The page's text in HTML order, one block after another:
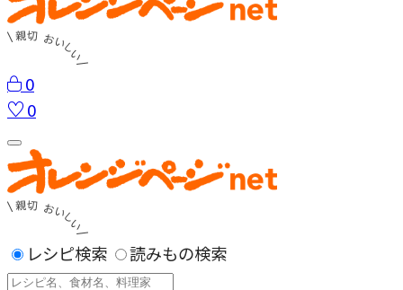
0
0
レシピ検索 読みもの検索